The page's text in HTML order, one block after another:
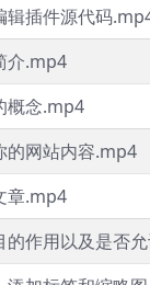
辑插件源代码
介.mp4
概念.mp4
的网站内容.mp4
章.mp4
的作用以及是否